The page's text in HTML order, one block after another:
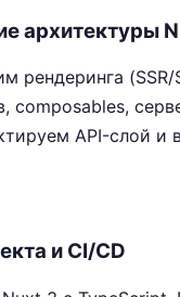
архитектуры
рендеринга (SSR/
composables,
API-слой и
и CI/CD